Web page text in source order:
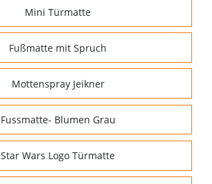
Mini Türmatte
Fußmatte mit Spruch
Mottenspray Jeikner
Fussmatte- Blumen Grau
Star Wars Logo Türmatte